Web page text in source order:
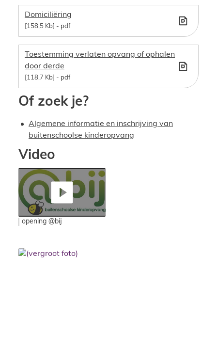
Domiciliëring
158,5 Kb pdf
Toestemming verlaten opvang of ophalen
door derde
118,7 Kb pdf
Of zoek je?
Algemene informatie en inschrijving van
buitenschoolse kinderopvang
Video
opening @bij